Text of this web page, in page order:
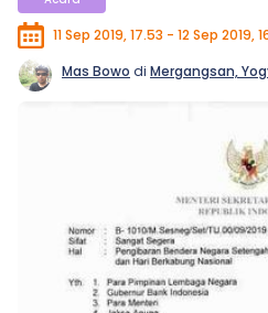
11 Sep 2019, 17.53 - 12 Sep 2019,
Mas Bowo di Mergangsan,